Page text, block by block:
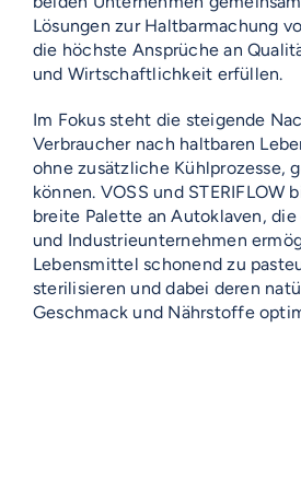
Lösungen zur Haltbarmachung
die höchste Ansprüche an
und Wirtschaftlichkeit erfüllen.
Im Fokus steht die steigende
Verbraucher nach haltbaren
ohne zusätzliche Kühlprozesse,
können. VOSS und STERIFLOW
breite Palette an Autoklaven, die
und Industrieunternehmen
Lebensmittel schonend zu
sterilisieren und dabei deren
Geschmack und Nährstoffe